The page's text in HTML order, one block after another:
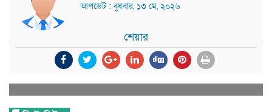
আপডেট : বুধবার, ১৩ মে, ২০২৬
শেয়ার